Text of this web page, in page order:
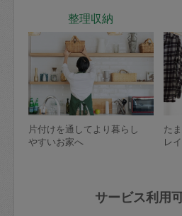
整理収納
片付けを通してより暮らし
やすいお家へ
た
レ
サービス利用